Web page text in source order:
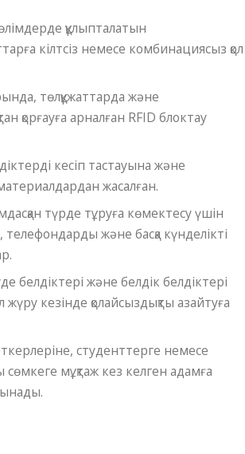
құлыпталатын
кілтсіз немесе комбинациясыз қол
төлқұжаттарда және
қорғауға арналған RFID блоктау
кесіп тастауына және
жасалған.
түрде тұруға көмектесу үшін
және басқа күнделікті
белдіктері және белдік белдіктері
жүру кезінде қолайсыздықты азайтуға
студенттерге немесе
мұқтаж кез келген адамға